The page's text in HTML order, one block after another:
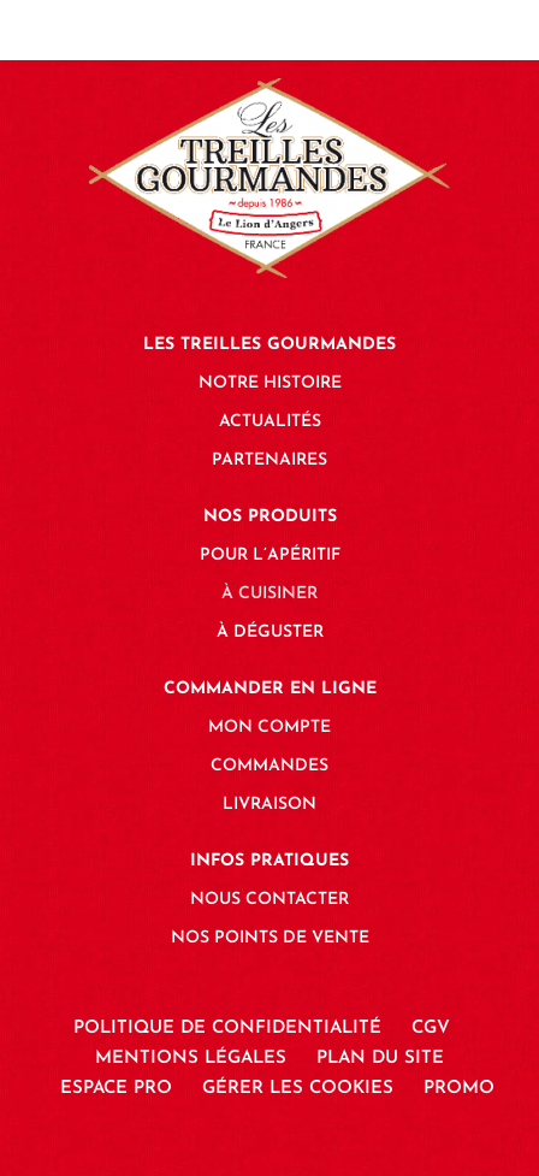
LES TREILLES GOURMANDES
NOTRE HISTOIRE
ACTUALITÉS
PARTENAIRES
NOS PRODUITS
POUR L’APÉRITIF
À CUISINER
À DÉGUSTER
COMMANDER EN LIGNE
MON COMPTE
COMMANDES
LIVRAISON
INFOS PRATIQUES
NOUS CONTACTER
NOS POINTS DE VENTE
POLITIQUE DE CONFIDENTIALITÉ
CGV
MENTIONS LÉGALES
PLAN DU SITE
ESPACE PRO
GÉRER LES COOKIES PROMO